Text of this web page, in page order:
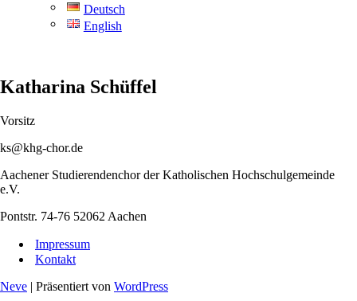
Deutsch
English
Katharina Schüffel
Vorsitz
ks@khg-chor.de
Aachener Studierendenchor der Katholischen Hochschulgemeinde
e.V.
Pontstr. 74-76 52062 Aachen
Impressum
Kontakt
Neve | Präsentiert von WordPress